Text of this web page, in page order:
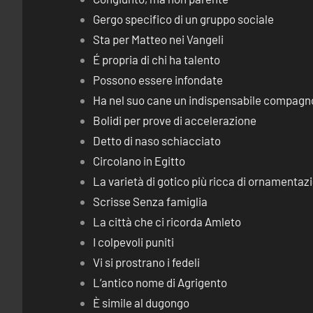
Gergo specifico di un gruppo sociale
Sta per Matteo nei Vangeli
É propria di chi ha talento
Possono essere infondate
Ha nel suo cane un indispensabile
Bolidi per prove di accelerazione
Detto di naso schiacciato
Circolano in Egitto
La varietà di gotico più ricca di
Scrisse Senza famiglia
La città che ci ricorda Amleto
I colpevoli puniti
Vi si prostrano i fedeli
L’antico nome di Agrigento
È simile al dugongo